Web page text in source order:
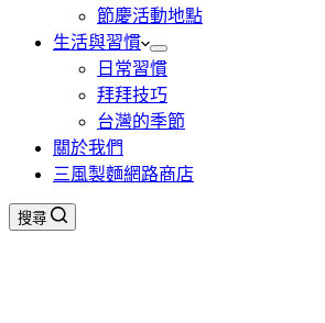
節慶活動地點
生活與習慣
日常習慣
拜拜技巧
台灣的季節
關於我們
三風製麵網路商店
搜尋